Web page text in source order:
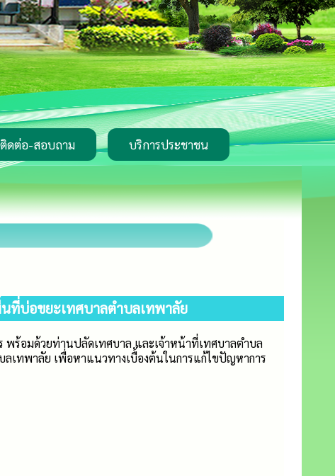
ติดต่อ-สอบถาม บริการประชาชน
ที่บ่อขยะเทศบาลตำบลเทพาลัย
ร้อมด้วยท่านปลัดเทศบาล และเจ้าหน้าที่เทศบาลตำบล
เทพาลัย เพื่อหาแนวทางเบื้องต้นในการแก้ไขปัญหาการ